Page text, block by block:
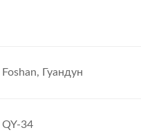
Foshan, Гуандун
QY-34